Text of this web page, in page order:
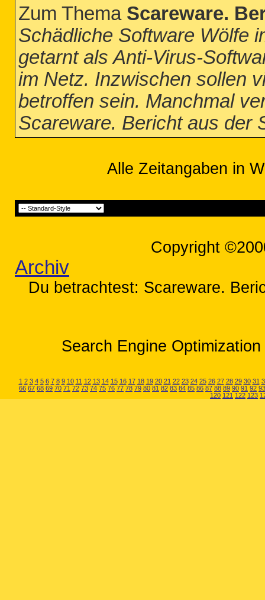
Zum Thema Scareware.
Schädliche Software Wölfe
getarnt als Anti-Virus-
im Netz. Inzwischen sollen
betroffen sein. Manchmal
Scareware. Bericht aus der
Alle Zeitangaben in
Copyright
Archiv
Du betrachtest: Scareware.
Search Engine
1 2 3 4 5 6 7 8 9 10 11 12 13 14 15 16 17 18 19 20 21 22 23 24 25 26 27 28 29 30 31
66 67 68 69 70 71 72 73 74 75 76 77 78 79 80 81 82 83 84 85 86 87 88 89 90 91 92 93
120 121 122 123